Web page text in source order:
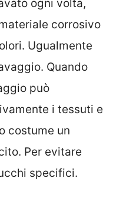
ogni volta,
corrosivo
Ugualmente
Quando
può
i tessuti e
costume un
Per evitare
specifici.